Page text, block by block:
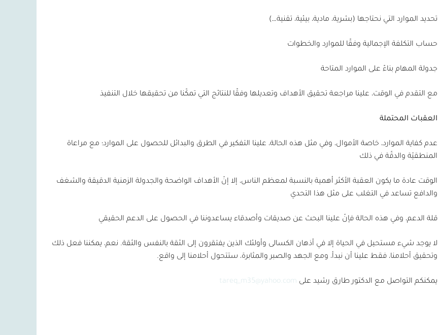
تحديد الموارد التي نحتاجها (بشرية، مادية، بيئية، تقنية…)
حساب التكلفة الإجمالية وفقًا للموارد والخطوات
جدولة المهام بناءً على الموارد المتاحة
مع التقدم في الوقت، علينا مراجعة تحقيق الأهداف وتعديلها وفقًا للنتائج التي تمكّنا من تحقيقها خلال التنفيذ
العقبات المحتملة
عدم كفاية الموارد، خاصة الأموال، وفي مثل هذه الحالة، علينا التفكير في الطرق والبدائل للحصول على الموارد؛ مع مراعاة
المنطقيّة والدقّة في ذلك
الوقت عادة ما يكون العقبة الأكثر أهمية بالنسبة لمعظم الناس، إلا إنّ الأهداف الواضحة والجدولة الزمنية الدقيقة والشغف
والدافع تساعد في التغلب على مثل هذا التحدي
قلة الدعم، وفي هذه الحالة فإنّ علينا البحث عن صديقات وأصدقاء يساعدوننا في الحصول على الدعم الحقيقي
لا يوجد شيء مستحيل في الحياة إلا في أذهان الكسالى وأولئك الذين يفتقرون إلى الثقة بالنفس والثقة. نعم، يمكننا فعل ذلك
وتحقيق أحلامنا، فقط علينا أن نبدأ، ومع الجهد والصبر والمثابرة، ستتحول أحلامنا إلى واقع.
يمكنكم التواصل مع الدكتور طارق رشيد على tareq_m35@yahoo.com